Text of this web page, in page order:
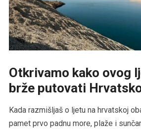
Otkrivamo kako ovog
brže putovati
Kada razmišljaš o ljetu na hrvatskoj
pamet prvo padnu more, plaže i